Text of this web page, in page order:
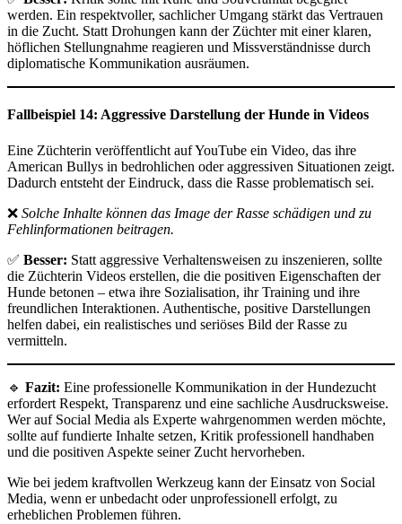
werden. Ein respektvoller, sachlicher Umgang stärkt das Vertrauen
in die Zucht. Statt Drohungen kann der Züchter mit einer klaren,
höflichen Stellungnahme reagieren und Missverständnisse durch
diplomatische Kommunikation ausräumen.
Fallbeispiel 14: Aggressive Darstellung der Hunde in Videos
Eine Züchterin veröffentlicht auf YouTube ein Video, das ihre
American Bullys in bedrohlichen oder aggressiven Situationen zeigt.
Dadurch entsteht der Eindruck, dass die Rasse problematisch sei.
❌ Solche Inhalte können das Image der Rasse schädigen und zu
Fehlinformationen beitragen.
✅ Besser: Statt aggressive Verhaltensweisen zu inszenieren, sollte
die Züchterin Videos erstellen, die die positiven Eigenschaften der
Hunde betonen – etwa ihre Sozialisation, ihr Training und ihre
freundlichen Interaktionen. Authentische, positive Darstellungen
helfen dabei, ein realistisches und seriöses Bild der Rasse zu
vermitteln.
🔹 Fazit: Eine professionelle Kommunikation in der Hundezucht
erfordert Respekt, Transparenz und eine sachliche Ausdrucksweise.
Wer auf Social Media als Experte wahrgenommen werden möchte,
sollte auf fundierte Inhalte setzen, Kritik professionell handhaben
und die positiven Aspekte seiner Zucht hervorheben.
Wie bei jedem kraftvollen Werkzeug kann der Einsatz von Social
Media, wenn er unbedacht oder unprofessionell erfolgt, zu
erheblichen Problemen führen.